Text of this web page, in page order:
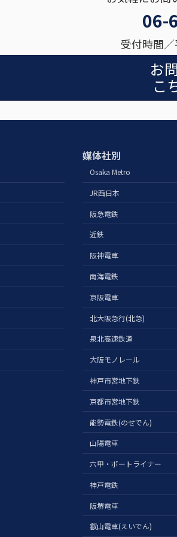
06-
受付時間
お
こ
媒体社別
Osaka Metro
JR西日本
阪急電鉄
近鉄
阪神電車
南海電鉄
京阪電車
北大阪急行(北急)
泉北高速鉄道
大阪モノレール
神戸市営地下鉄
京都市営地下鉄
能勢電鉄(のせでん)
山陽電車
六甲・ポートライナー
神戸電鉄
阪堺電車
叡山電車(えいでん)